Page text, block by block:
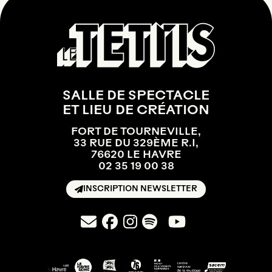
SALLE DE SPECTACLE
ET LIEU DE CRÉATION
FORT DE TOURNEVILLE,
33 RUE DU 329ÈME R.I,
76620 LE HAVRE
02 35 19 00 38
INSCRIPTION NEWSLETTER